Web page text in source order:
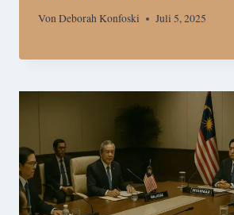
VonDeborah Konfoski Juli 5, 2025